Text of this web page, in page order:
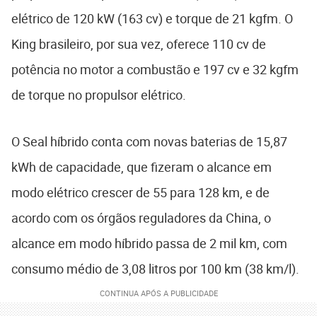
elétrico de 120 kW (163 cv) e torque de 21 kgfm. O
King brasileiro, por sua vez, oferece 110 cv de
potência no motor a combustão e 197 cv e 32 kgfm
de torque no propulsor elétrico.
O Seal híbrido conta com novas baterias de 15,87
kWh de capacidade, que fizeram o alcance em
modo elétrico crescer de 55 para 128 km, e de
acordo com os órgãos reguladores da China, o
alcance em modo híbrido passa de 2 mil km, com
consumo médio de 3,08 litros por 100 km (38 km/l).